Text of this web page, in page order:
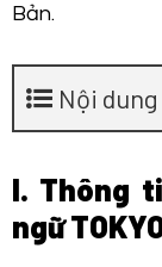
Bản.
Nội
I. Thông
ngữ